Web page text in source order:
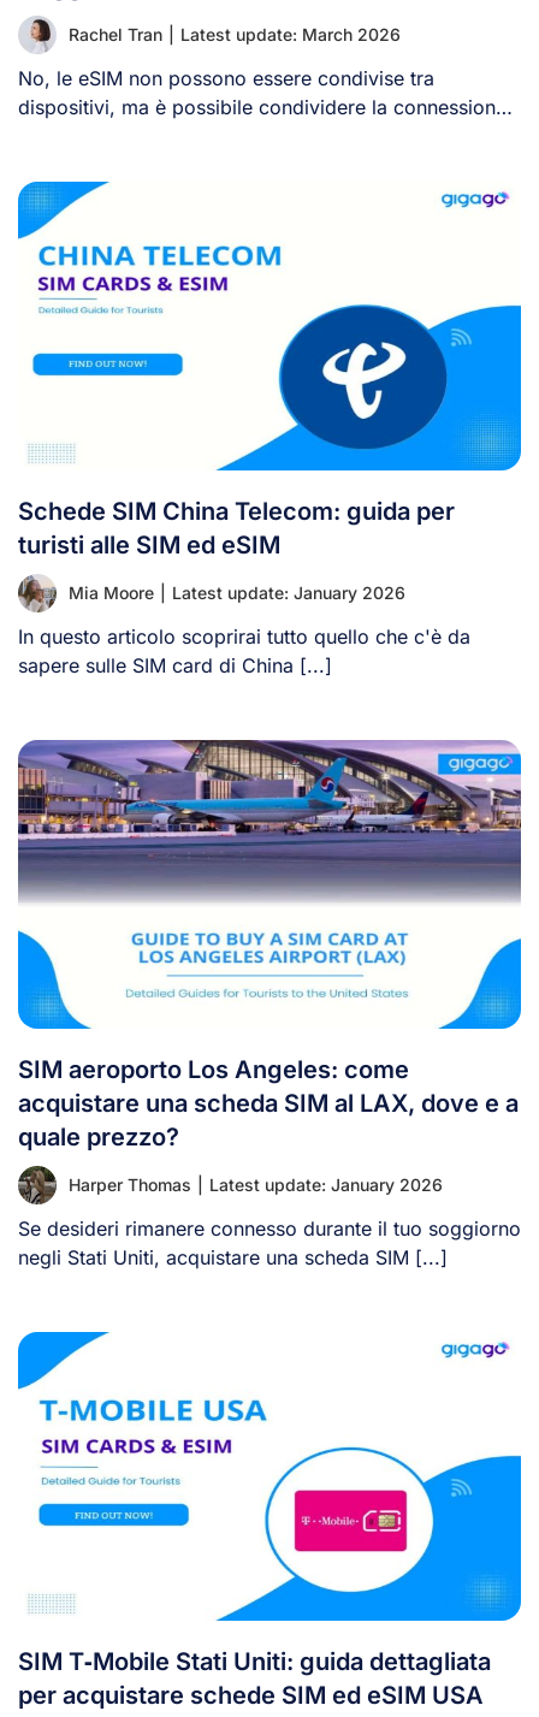
Rachel Tran Latest update: March 2026
No, le eSIM non possono essere condivise tra
dispositivi, ma è possibile condividere la connessione
Schede SIM China Telecom: guida per
turisti alle SIM ed eSIM
Mia Moore Latest update: January 2026
In questo articolo scoprirai tutto quello che c'è da
sapere sulle SIM card di China [...]
SIM aeroporto Los Angeles: come
acquistare una scheda SIM al LAX, dove e a
quale prezzo?
Harper Thomas Latest update: January 2026
Se desideri rimanere connesso durante il tuo soggiorno
negli Stati Uniti, acquistare una scheda SIM [...]
SIM T‑Mobile Stati Uniti: guida dettagliata
per acquistare schede SIM ed eSIM USA